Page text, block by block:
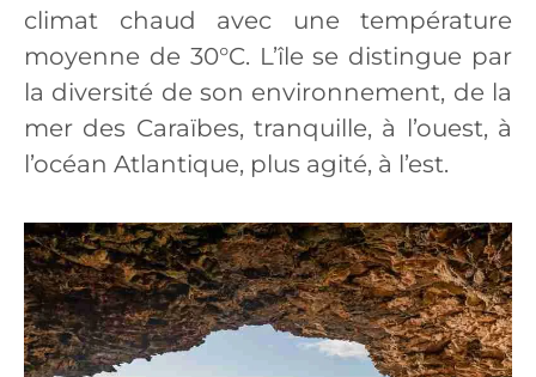
climat chaud avec une température
moyenne de 30°C. L’île se distingue par
la diversité de son environnement, de la
mer des Caraïbes, tranquille, à l’ouest, à
l’océan Atlantique, plus agité, à l’est.